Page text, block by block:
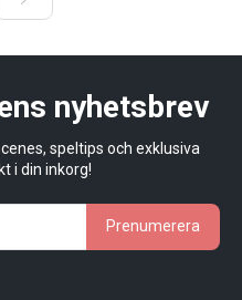
nyhetsbrev
speltips och exklusiva
i din inkorg!
Prenumerera